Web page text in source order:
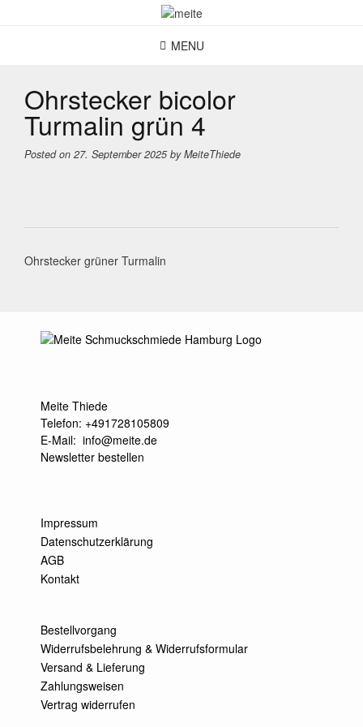
MENU
Ohrstecker bicolor
Turmalin grün 4
Posted on 27. September 2025byMeiteThiede
Post
Ohrstecker grüner Turmalin
Meite Thiede
Telefon: +491728105809
E-Mail: info@meite.de
Newsletter bestellen
Impressum
Datenschutzerklärung
AGB
Kontakt
Bestellvorgang
Widerrufsbelehrung & Widerrufsformular
Versand & Lieferung
Zahlungsweisen
Vertrag widerrufen